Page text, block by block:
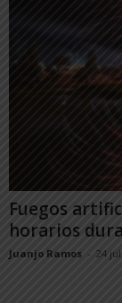
Fuegos
horarios
Juanjo Ramos - 24